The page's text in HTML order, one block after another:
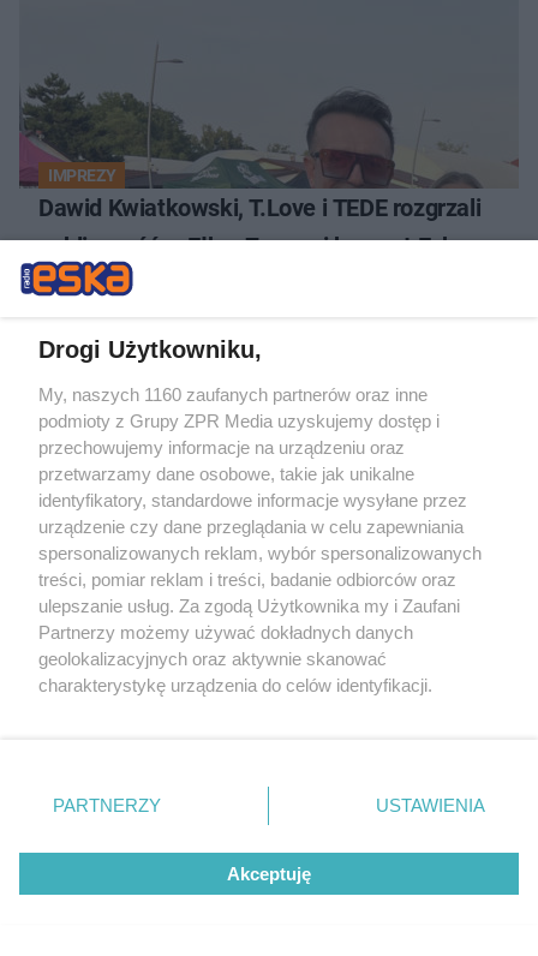
IMPREZY
Dawid Kwiatkowski, T.Love i TEDE rozgrzali
publiczność w Ełku. Za nami koncert Eska
Music Tour [ZDJĘCIA]
KONCERT W WARSZAWIE
Warszawa znów śpiewa z The Weeknd. Fani
odliczają godziny do wielkiego show
Drogi Użytkowniku,
My, naszych 1160 zaufanych partnerów oraz inne
podmioty z Grupy ZPR Media uzyskujemy dostęp i
przechowujemy informacje na urządzeniu oraz
przetwarzamy dane osobowe, takie jak unikalne
identyfikatory, standardowe informacje wysyłane przez
urządzenie czy dane przeglądania w celu zapewniania
spersonalizowanych reklam, wybór spersonalizowanych
treści, pomiar reklam i treści, badanie odbiorców oraz
ulepszanie usług. Za zgodą Użytkownika my i Zaufani
Partnerzy możemy używać dokładnych danych
geolokalizacyjnych oraz aktywnie skanować
charakterystykę urządzenia do celów identyfikacji.
zmienić/wycofać klikając przycisk ustawień prywatności
znajdujący się w lewym dolnym rogu strony
rodzaje przetwarzania danych nie wymagają zgody
użytkownika, ale masz prawo sprzeciwić się takiemu
przetwarzaniu. Preferencje będą miały zastosowanie tylko
PARTNERZY USTAWIENIA
Akceptuję